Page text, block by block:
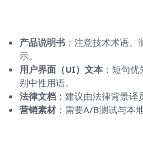
产品说明书 ：注意技术术语
示。
用户界面（UI）文本 ：短句
别中性用语。
法律文档 ：建议由法律背景译
营销素材 ：需要A/B测试与本